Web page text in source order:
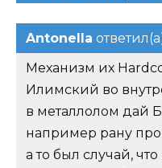
Antonella
Механизм их
Илимский во
в металлолом дай
например рану
а то был случай,